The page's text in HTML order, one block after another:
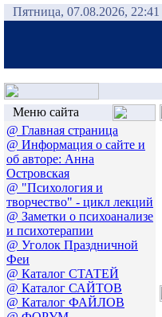
Пятница, 07.08.2026, 22:41
Меню сайта
@ Главная страница
@ Информация о сайте и
об авторе: Анна
Островская
@ "Психология и
творчество" - цикл лекций
@ Заметки о психоанализе
и психотерапии
@ Уголок Праздничной
Феи
@ Каталог СТАТЕЙ
@ Каталог САЙТОВ
@ Каталог ФАЙЛОВ